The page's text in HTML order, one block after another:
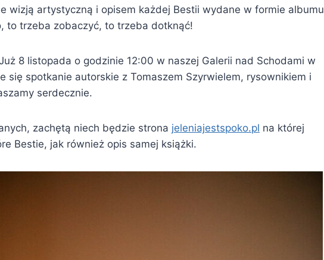
wizją artystyczną i opisem każdej Bestii wydane w formie albumu
to trzeba zobaczyć, to trzeba dotknąć!
8 listopada o godzinie 12:00 w naszej Galerii nad Schodami w
się spotkanie autorskie z Tomaszem Szyrwielem, rysownikiem i
serdecznie.
zachętą niech będzie strona jeleniajestspoko.pl na której
Bestie, jak również opis samej książki.